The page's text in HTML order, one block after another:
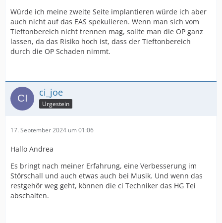
Würde ich meine zweite Seite implantieren würde ich aber
auch nicht auf das EAS spekulieren. Wenn man sich vom
Tieftonbereich nicht trennen mag, sollte man die OP ganz
lassen, da das Risiko hoch ist, dass der Tieftonbereich
durch die OP Schaden nimmt.
ci_joe
Urgestein
17. September 2024 um 01:06
Hallo Andrea
Es bringt nach meiner Erfahrung, eine Verbesserung im
Störschall und auch etwas auch bei Musik. Und wenn das
restgehör weg geht, können die ci Techniker das HG Tei
abschalten.